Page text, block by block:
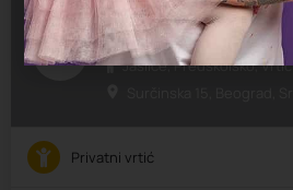
Sveznalica
Jaslice, Predškolsko, Vrtić
Privatni vrtić